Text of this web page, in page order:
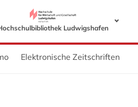
Ludwigshafen
Elektronische Zeitschriften